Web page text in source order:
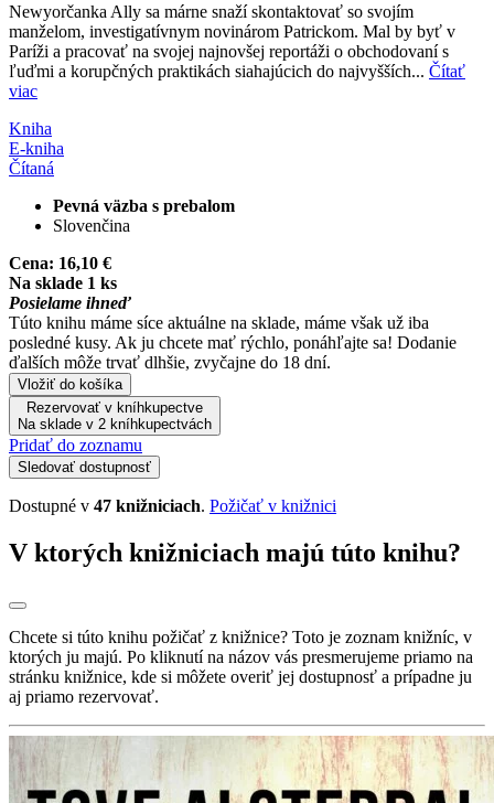
Newyorčanka Ally sa márne snaží skontaktovať so svojím
manželom, investigatívnym novinárom Patrickom. Mal by byť v
Paríži a pracovať na svojej najnovšej reportáži o obchodovaní s
ľuďmi a korupčných praktikách siahajúcich do najvyšších... Čítať
viac
Kniha
E-kniha
Čítaná
Pevná väzba s prebalom
Slovenčina
Cena: 16,10 €
Na sklade 1 ks
Posielame ihneď
Túto knihu máme síce aktuálne na sklade, máme však už iba
posledné kusy. Ak ju chcete mať rýchlo, ponáhľajte sa! Dodanie
ďalších môže trvať dlhšie, zvyčajne do 18 dní.
Vložiť do košíka
Rezervovať v kníhkupectve
Na sklade v 2 kníhkupectvách
Pridať do zoznamu
Sledovať dostupnosť
Dostupné v 47 knižniciach. Požičať v knižnici
V ktorých knižniciach majú túto knihu?
Chcete si túto knihu požičať z knižnice? Toto je zoznam knižníc, v
ktorých ju majú. Po kliknutí na názov vás presmerujeme priamo na
stránku knižnice, kde si môžete overiť jej dostupnosť a prípadne ju
aj priamo rezervovať.